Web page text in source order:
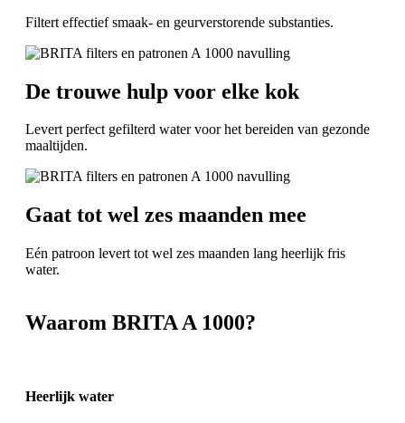
Filtert effectief smaak- en geurverstorende substanties.
De trouwe hulp voor elke kok
Levert perfect gefilterd water voor het bereiden van gezonde
maaltijden.
Gaat tot wel zes maanden mee
Eén patroon levert tot wel zes maanden lang heerlijk fris
water.
Waarom BRITA A 1000?
Heerlijk water